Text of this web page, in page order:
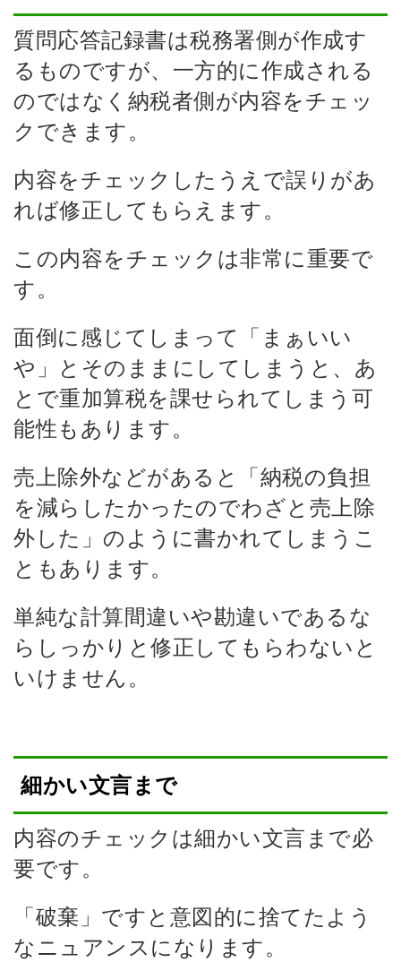
質問応答記録書は税務署側が作成す
るものですが、一方的に作成される
のではなく納税者側が内容をチェッ
クできます。
内容をチェックしたうえで誤りがあ
れば修正してもらえます。
この内容をチェックは非常に重要で
す。
面倒に感じてしまって「まぁいい
や」とそのままにしてしまうと、あ
とで重加算税を課せられてしまう可
能性もあります。
売上除外などがあると「納税の負担
を減らしたかったのでわざと売上除
外した」のように書かれてしまうこ
ともあります。
単純な計算間違いや勘違いであるな
らしっかりと修正してもらわないと
いけません。
細かい文言まで
内容のチェックは細かい文言まで必
要です。
「破棄」ですと意図的に捨てたよう
なニュアンスになります。